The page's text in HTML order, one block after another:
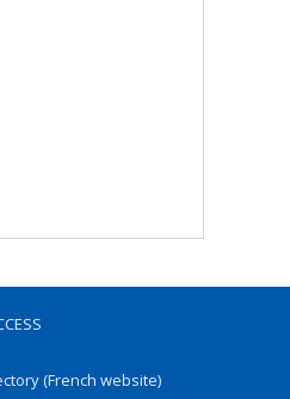
(French website)